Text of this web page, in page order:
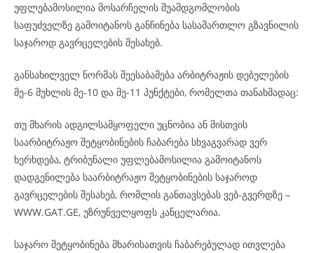
უფლებამოსილია მოსარჩელის შუამდგომლობის
საფუძველზე გამოიტანოს განჩინება სასამართლო გზავნილის
საჯაროდ გავრცელების შესახებ.
განსახილველ ნორმას შეესაბამება არბიტრაჟის დებულების
მე-6 მუხლის მე-10 და მე-11 პუნქტები, რომელთა თანახმადაც:
თუ მხარის ადგილსამყოფელი უცნობია ან მისთვის
საარბიტრაჟო შეტყობინების ჩაბარება სხვაგვარად ვერ
ხერხდება, ტრიბუნალი უფლებამოსილია გამოიტანოს
დადგენილება საარბიტრაჟო შეტყობინების საჯაროდ
გავრცელების შესახებ, რომლის განთავსებას ვებ-გვერდზე –
WWW.GAT.GE, უზრუნველყოფს კანცელარია.
საჯარო შეტყობინება მხარისათვის ჩაბარებულად ითვლება